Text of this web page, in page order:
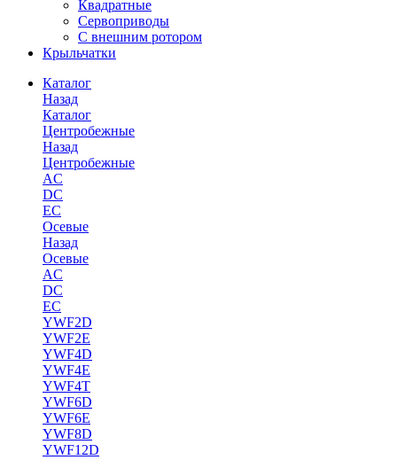
Квадратные
Сервоприводы
С внешним ротором
Крыльчатки
Каталог
Назад
Каталог
Центробежные
Назад
Центробежные
AC
DC
EC
Осевые
Назад
Осевые
AC
DC
EC
YWF2D
YWF2E
YWF4D
YWF4E
YWF4T
YWF6D
YWF6E
YWF8D
YWF12D